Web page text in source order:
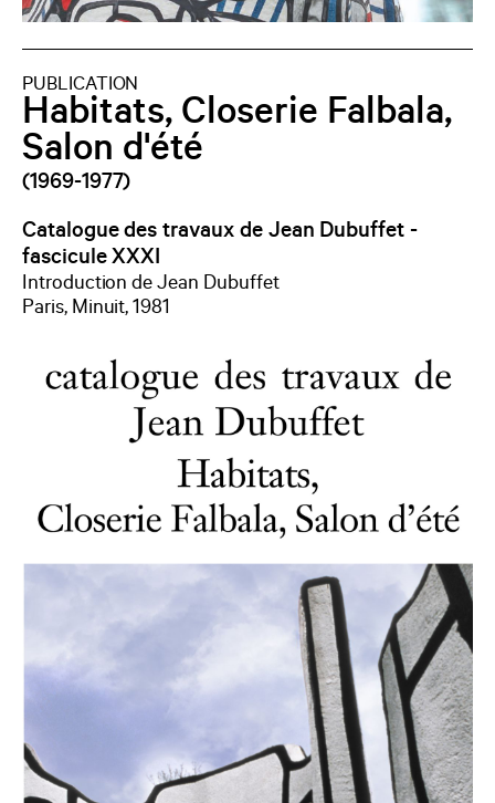
PUBLICATION
Habitats, Closerie Falbala,
Salon d'été
(1969-1977)
Catalogue des travaux de Jean Dubuffet -
fascicule XXXI
Introduction de Jean Dubuffet
Paris, Minuit, 1981